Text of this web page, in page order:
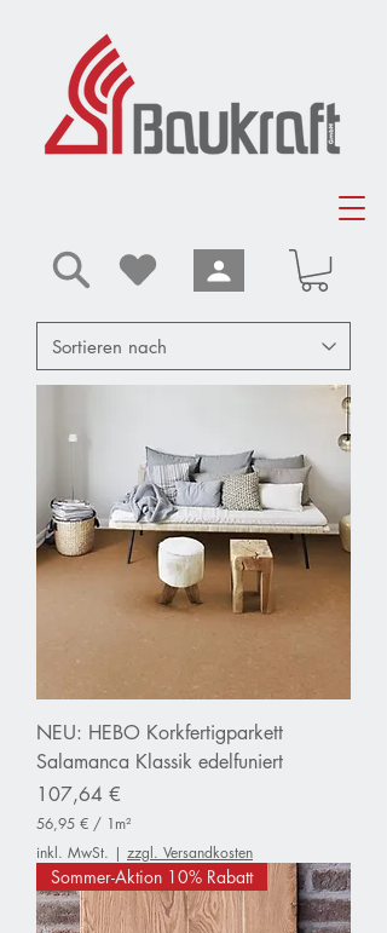
NEU: HEBO Korkfertigparkett
Salamanca Klassik edelfuniert
Preis
107,64 €
56,95 € / 1m²
5
6
9
5
inkl. MwSt. | zzgl. Versandkosten
Sommer-Aktion 10% Rabatt